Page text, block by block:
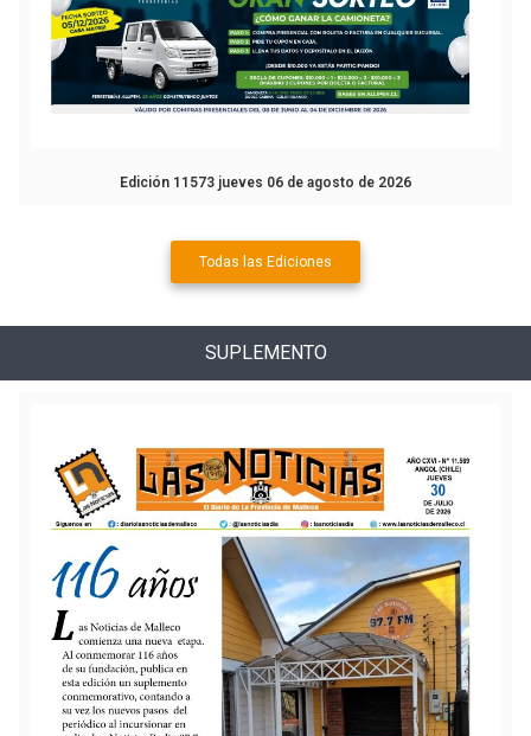
Edición 11573 jueves 06 de agosto de 2026
Todas las Ediciones
SUPLEMENTO